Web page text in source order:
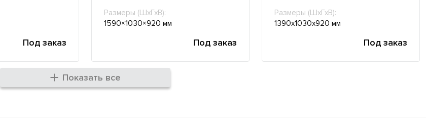
Под заказ
Размеры (ШхГхВ):
1590×1030×920 мм
Под заказ
Размеры (ШхГхВ):
1390х1030х920 мм
Под заказ
Показать все